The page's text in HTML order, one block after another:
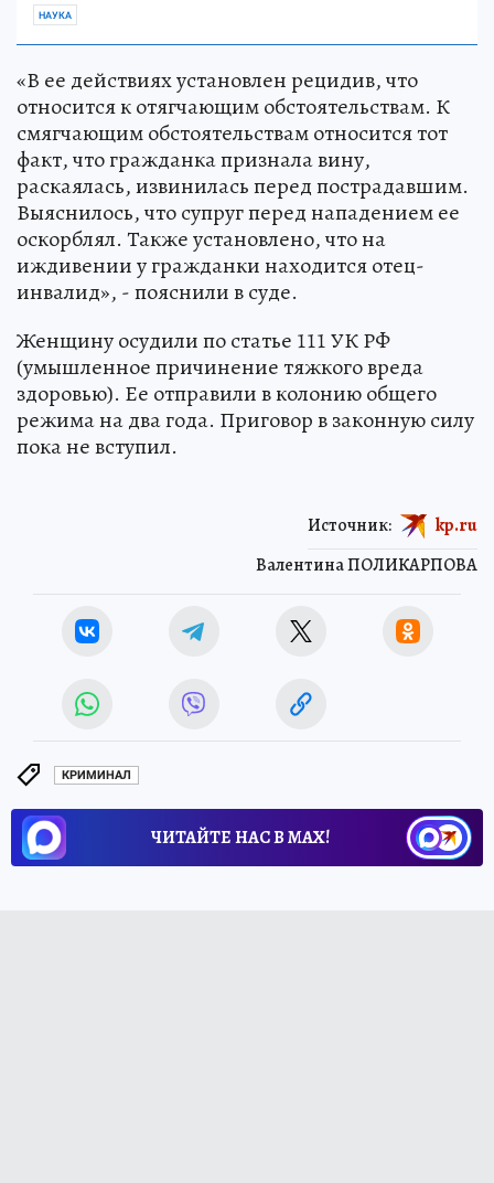
НАУКА
«В ее действиях установлен рецидив, что
относится к отягчающим обстоятельствам. К
смягчающим обстоятельствам относится тот
факт, что гражданка признала вину,
раскаялась, извинилась перед пострадавшим.
Выяснилось, что супруг перед нападением ее
оскорблял. Также установлено, что на
иждивении у гражданки находится отец-
инвалид», - пояснили в суде.
Женщину осудили по статье 111 УК РФ
(умышленное причинение тяжкого вреда
здоровью). Ее отправили в колонию общего
режима на два года. Приговор в законную силу
пока не вступил.
Валентина ПОЛИКАРПОВА
Источник: kp.ru
КРИМИНАЛ
ЧИТАЙТЕ НАС В МАХ!